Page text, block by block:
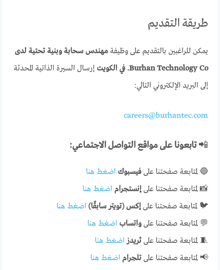
طريقة التقديم
يمكن للراغبين بالتقديم على وظيفةمهندس سحابة وبنية تحتية لدى
Burhan Technology Co. في الكويت
إرسال السيرة الذاتية المحدثة
إلى البريد الإلكتروني التالي:
careers@burhantec.com
📲تابعونا على مواقع التواصل الاجتماعي:
🔵 لمتابعة صفحتنا علىفيسبوك اضغط هنا
📸 لمتابعة صفحتنا علىإنستجرام اضغط هنا
🐦 لمتابعة صفحتنا علىإكس (تويتر سابقًا) اضغط هنا
💬 لمتابعة صفحتنا علىواتساب اضغط هنا
🧵 لمتابعة صفحتنا علىثريدز اضغط هنا
📢 لمتابعة صفحتنا علىتلجرام اضغط هنا